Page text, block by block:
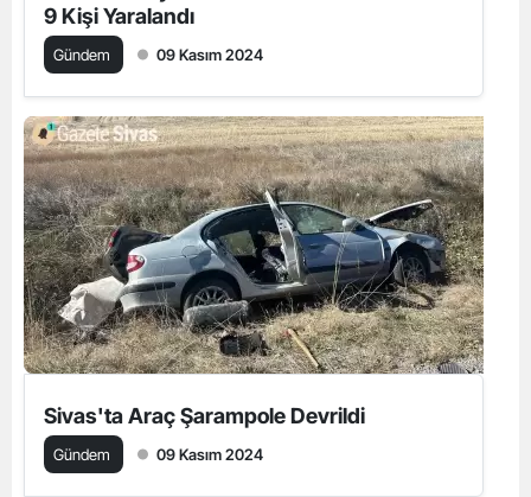
9 Kişi Yaralandı
Gündem 09 Kasım 2024
Sivas'ta Araç Şarampole Devrildi
Gündem 09 Kasım 2024